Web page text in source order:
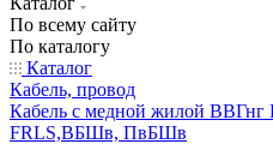
По всему сайту
По каталогу
Каталог
Кабель, провод
Кабель с медной жилой
FRLS,ВБШв, ПвБШв